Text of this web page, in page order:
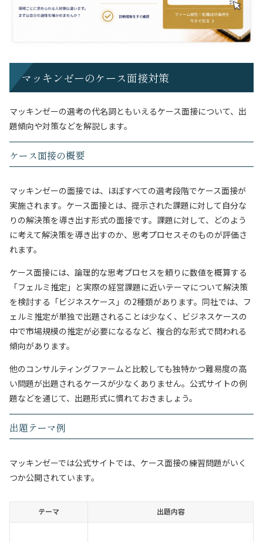
マッキンゼーのケース面接対策
マッキンゼーの選考の代名詞ともいえるケース面接について、出
題傾向や対策などを解説します。
ケース面接の概要
マッキンゼーの面接では、ほぼすべての選考段階でケース面接が
実施されます。ケース面接とは、提示された課題に対して自分な
りの解決策を導き出す形式の面接です。課題に対して、どのよう
に考えて解決策を導き出すのか、思考プロセスそのものが評価さ
れます。
ケース面接には、論理的な思考プロセスを頼りに数値を概算する
「フェルミ推定」と実際の経営課題に近いテーマについて解決策
を検討する「ビジネスケース」の2種類があります。同社では、フ
ェルミ推定が単独で出題されることは少なく、ビジネスケースの
中で市場規模の推定が必要になるなど、複合的な形式で問われる
傾向があります。
他のコンサルティングファームと比較しても独特かつ難易度の高
い問題が出題されるケースが少なくありません。公式サイトの例
題などを通じて、出題形式に慣れておきましょう。
出題テーマ例
マッキンゼーでは公式サイトでは、ケース面接の練習問題がいく
つか公開されています。
テーマ 出題内容